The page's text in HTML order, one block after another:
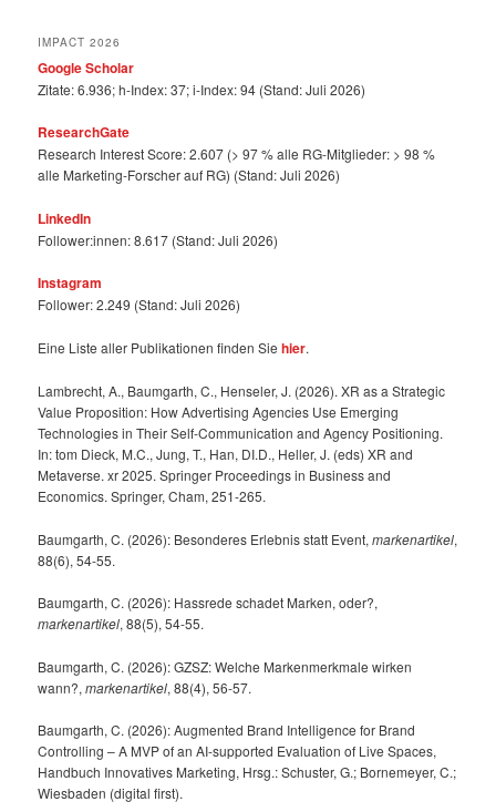
IMPACT 2026
Google Scholar
Zitate: 6.936; h-Index: 37; i-Index: 94 (Stand: Juli 2026)
ResearchGate
Research Interest Score: 2.607 (> 97 % alle RG-Mitglieder: > 98 %
alle Marketing-Forscher auf RG) (Stand: Juli 2026)
LinkedIn
Follower:innen: 8.617 (Stand: Juli 2026)
Instagram
Follower: 2.249 (Stand: Juli 2026)
Eine Liste aller Publikationen finden Siehier.
Lambrecht, A., Baumgarth, C., Henseler, J. (2026). XR as a Strategic
Value Proposition: How Advertising Agencies Use Emerging
Technologies in Their Self-Communication and Agency Positioning.
In: tom Dieck, M.C., Jung, T., Han, DI.D., Heller, J. (eds) XR and
Metaverse. xr 2025. Springer Proceedings in Business and
Economics. Springer, Cham, 251-265.
Baumgarth, C. (2026): Besonderes Erlebnis statt Event,markenartikel,
88(6), 54-55.
Baumgarth, C. (2026): Hassrede schadet Marken, oder?,
markenartikel, 88(5), 54-55.
Baumgarth, C. (2026): GZSZ: Welche Markenmerkmale wirken
wann?,markenartikel, 88(4), 56-57.
Baumgarth, C. (2026): Augmented Brand Intelligence for Brand
Controlling – A MVP of an AI-supported Evaluation of Live Spaces,
Handbuch Innovatives Marketing, Hrsg.: Schuster, G.; Bornemeyer, C.;
Wiesbaden (digital first).